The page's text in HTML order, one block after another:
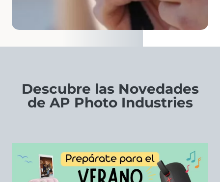
Descubre las Novedades
de AP Photo Industries